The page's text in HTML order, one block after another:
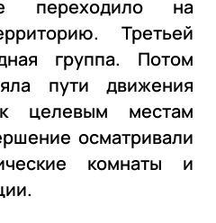
переходило на
Третьей
группа. Потом
пути движения
целевым местам
осматривали
комнаты и